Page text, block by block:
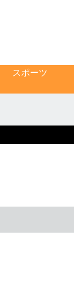
スポーツ